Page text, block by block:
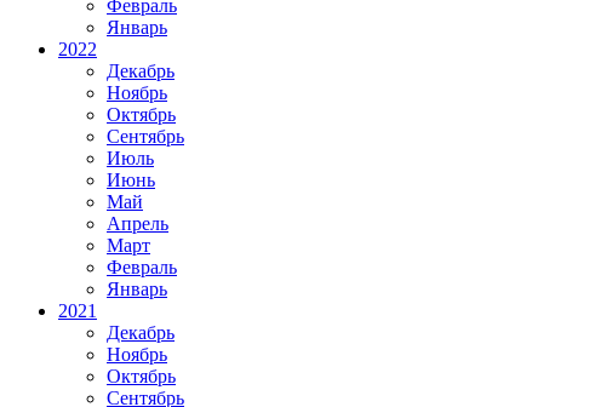
Февраль
Январь
2022
Декабрь
Ноябрь
Октябрь
Сентябрь
Июль
Июнь
Май
Апрель
Март
Февраль
Январь
2021
Декабрь
Ноябрь
Октябрь
Сентябрь